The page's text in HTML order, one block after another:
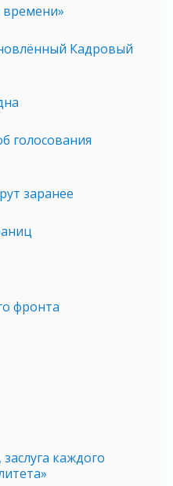
времени»
Кадровый
голосования
заранее
фронта
каждого